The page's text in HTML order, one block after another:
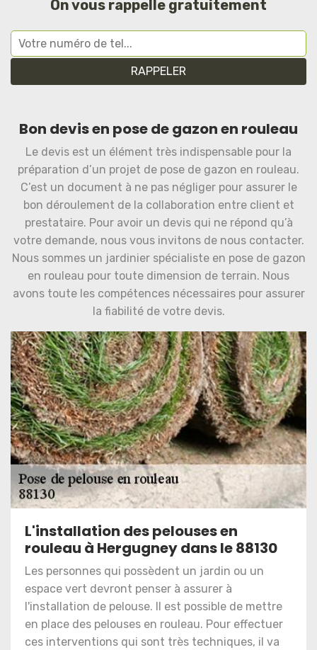
On vous rappelle gratuitement
Bon devis en pose de gazon en rouleau
Le devis est un élément très indispensable pour la
préparation d’un projet de pose de gazon en rouleau.
C’est un document à ne pas négliger pour assurer le
bon déroulement de la collaboration entre client et
prestataire. Pour avoir un devis qui ne répond qu’à
votre demande, nous vous invitons de nous contacter.
Nous sommes un jardinier spécialiste en pose de gazon
en rouleau pour toute dimension de terrain. Nous
avons toute les compétences nécessaires pour assurer
la fiabilité de votre devis.
L'installation des pelouses en
rouleau à Hergugney dans le 88130
Les personnes qui possèdent un jardin ou un
espace vert devront penser à assurer à
l'installation de pelouse. Il est possible de mettre
en place des pelouses en rouleau. Pour effectuer
ces interventions qui sont très techniques, il va